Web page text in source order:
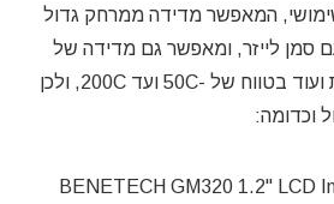
המאפשר מדידה ממרחק גדול
מגיע עם סמן לייזר, ומאפשר גם מדידה של
נוזלים, מכשירים, מתכות ועוד בטווח של -50C ועד 200C, ולכן
וכדומה: